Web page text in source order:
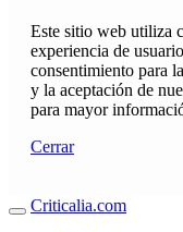
Este sitio web utiliza
experiencia de
consentimiento para
y la aceptación de
para mayor
Cerrar
Criticalia.com